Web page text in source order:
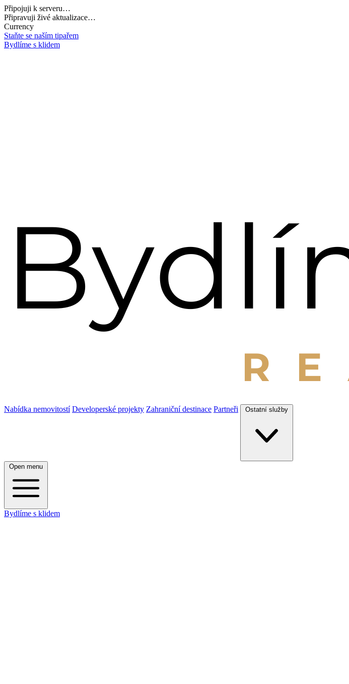
Připojuji k serveru…
Připravuji živé aktualizace…
Currency
Staňte se naším tipařem
Bydlíme s klidem
Nabídka nemovitostí Developerské projekty Zahraniční destinace Partneři Ostatní služby
Open menu
Bydlíme s klidem